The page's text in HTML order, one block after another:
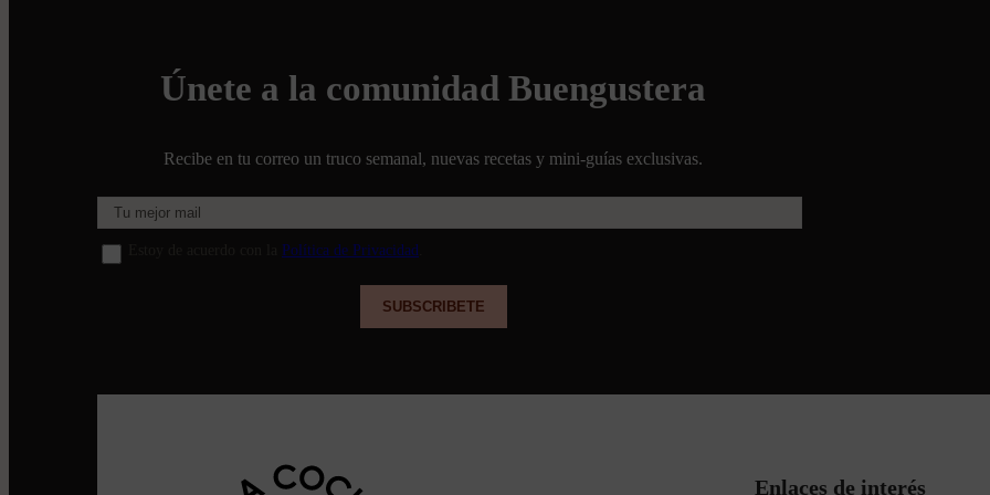
Únete a la comunidad Buengustera
Recibe en tu correo un truco semanal, nuevas recetas y mini-guías exclusivas.
Política de Privacidad
Enlaces de interés